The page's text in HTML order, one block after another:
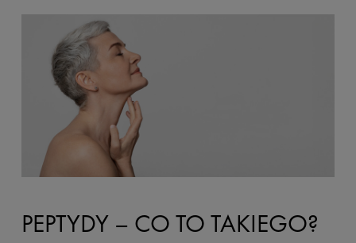
PEPTYDY – CO TO TAKIEGO?